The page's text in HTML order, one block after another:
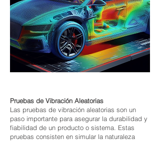
Pruebas de Vibración Aleatorias
Las pruebas de vibración aleatorias son un
paso importante para asegurar la durabilidad y
fiabilidad de un producto o sistema. Estas
pruebas consisten en simular la naturaleza